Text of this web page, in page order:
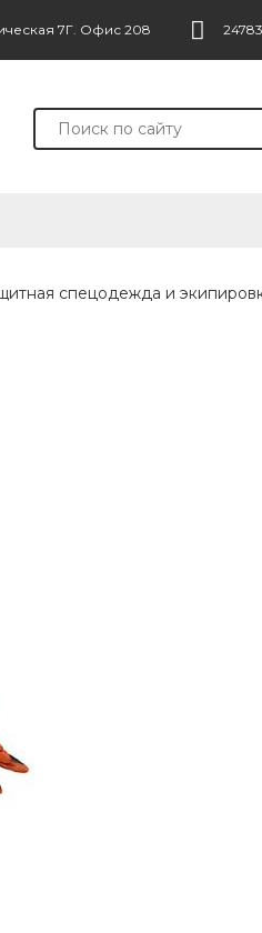
7Г. Офис 208
спецодежда и